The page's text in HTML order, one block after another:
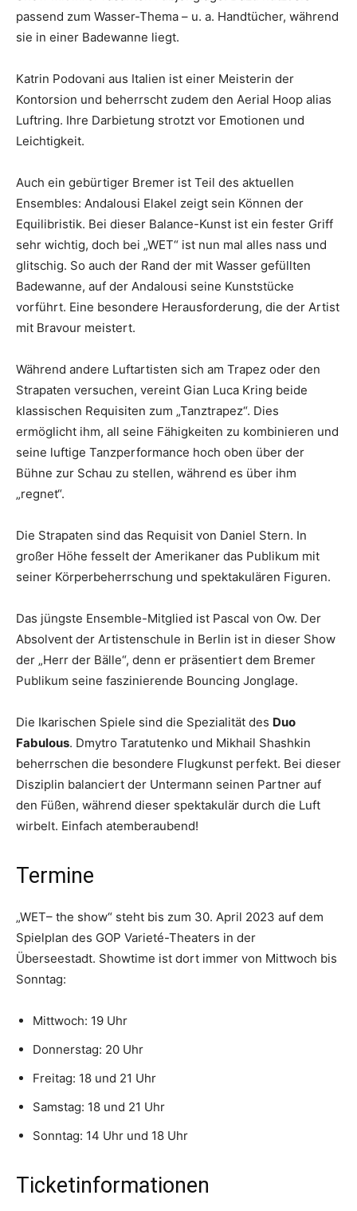
passend zum Wasser-Thema – u. a. Handtücher, während
sie in einer Badewanne liegt.
Katrin Podovani aus Italien ist einer Meisterin der
Kontorsion und beherrscht zudem den Aerial Hoop alias
Luftring. Ihre Darbietung strotzt vor Emotionen und
Leichtigkeit.
Auch ein gebürtiger Bremer ist Teil des aktuellen
Ensembles: Andalousi Elakel zeigt sein Können der
Equilibristik. Bei dieser Balance-Kunst ist ein fester Griff
sehr wichtig, doch bei „WET“ ist nun mal alles nass und
glitschig. So auch der Rand der mit Wasser gefüllten
Badewanne, auf der Andalousi seine Kunststücke
vorführt. Eine besondere Herausforderung, die der Artist
mit Bravour meistert.
Während andere Luftartisten sich am Trapez oder den
Strapaten versuchen, vereint Gian Luca Kring beide
klassischen Requisiten zum „Tanztrapez“. Dies
ermöglicht ihm, all seine Fähigkeiten zu kombinieren und
seine luftige Tanzperformance hoch oben über der
Bühne zur Schau zu stellen, während es über ihm
„regnet“.
Die Strapaten sind das Requisit von Daniel Stern. In
großer Höhe fesselt der Amerikaner das Publikum mit
seiner Körperbeherrschung und spektakulären Figuren.
Das jüngste Ensemble-Mitglied ist Pascal von Ow. Der
Absolvent der Artistenschule in Berlin ist in dieser Show
der „Herr der Bälle“, denn er präsentiert dem Bremer
Publikum seine faszinierende Bouncing Jonglage.
Die Ikarischen Spiele sind die Spezialität des Duo
Fabulous. Dmytro Taratutenko und Mikhail Shashkin
beherrschen die besondere Flugkunst perfekt. Bei dieser
Disziplin balanciert der Untermann seinen Partner auf
den Füßen, während dieser spektakulär durch die Luft
wirbelt. Einfach atemberaubend!
Termine
„WET– the show“ steht bis zum 30. April 2023 auf dem
Spielplan des GOP Varieté-Theaters in der
Überseestadt. Showtime ist dort immer von Mittwoch bis
Sonntag:
Mittwoch: 19 Uhr
Donnerstag: 20 Uhr
Freitag: 18 und 21 Uhr
Samstag: 18 und 21 Uhr
Sonntag: 14 Uhr und 18 Uhr
Ticketinformationen